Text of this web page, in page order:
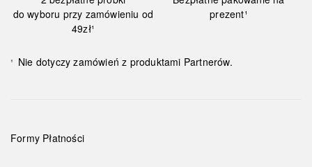
do wyboru przy zamówieniu od
49zł¹
prezent¹
¹ Nie dotyczy zamówień z produktami Partnerów.
Formy Płatności